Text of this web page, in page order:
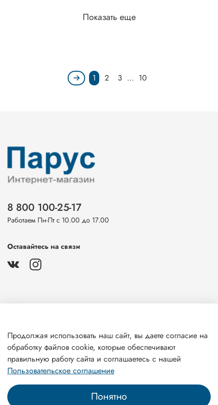
Показать еще
1 2 3 … 10
Клиентам
8 800 100-25-17
Работаем Пн-Пт с 10.00 до 17.00
Оставайтесь на связи
Продолжая использовать наш сайт, вы даете согласие на
обработку файлов cookie, которые обеспечивают
правильную работу сайта и соглашаетесь с нашей
Пользовательское соглашение
Понятно